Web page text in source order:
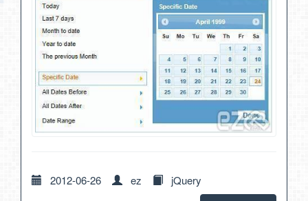
2012-06-26 ez
jQuery